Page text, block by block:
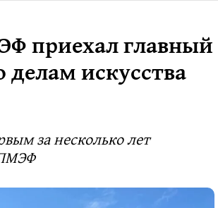
приехал главный
искусства
за несколько лет